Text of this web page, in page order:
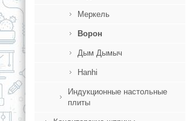
Меркель
Ворон
Дым Дымыч
Hanhi
Индукционные настольные
плиты